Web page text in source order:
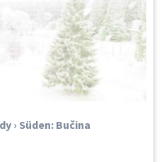
› Süden: Bučina